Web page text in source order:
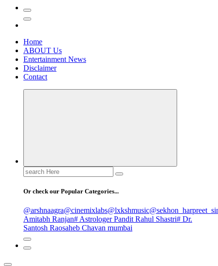
Home
ABOUT Us
Entertainment News
Disclaimer
Contact
Search
for:
Or check our Popular Categories...
@arshnaagra@cinemixlabs@lxkshmusic
Amitabh Ranjan# Astrologer Pandit Rahul Shastri# Dr.
Santosh Raosaheb Chavan mumbai